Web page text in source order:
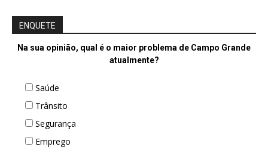
ENQUETE
Na sua opinião, qual é o maior problema de Campo Grande
atualmente?
Saúde
Trânsito
Segurança
Emprego